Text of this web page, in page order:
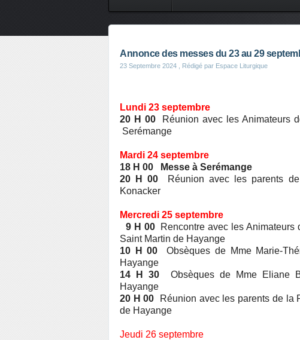
Annonce des messes du 23 au 29
23 Septembre 2024 , Rédigé par Espace Liturgique
Lundi 23 septembre
20 H 00
Réunion avec les Animateurs
Serémange
Mardi 24 septembre
18 H 00 Messe à Serémange
20 H 00 Réunion avec les parents
Konacker
Mercredi 25 septembre
9 H 00Rencontre avec les Animateurs
Saint Martin de Hayange
10 H 00 Obsèques de Mme Marie-
Hayange
14 H 30 Obsèques de Mme Eliane
Hayange
20 H 00 Réunion avec les parents de la
de Hayange
Jeudi 26 septembre